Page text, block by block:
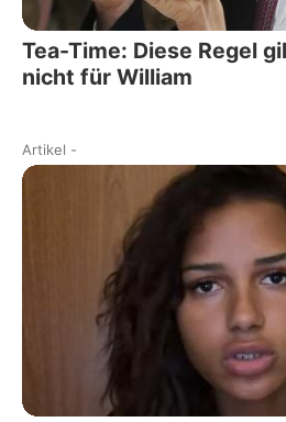
Tea-Time: Diese Regel
nicht für William
Artikel -